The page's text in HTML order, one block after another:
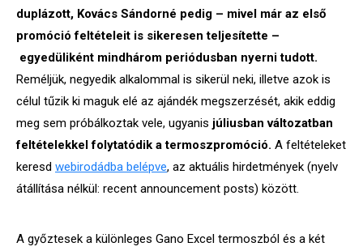
duplázott, Kovács Sándorné pedig – mivel már az első
promóció feltételeit is sikeresen teljesítette –
egyedüliként mindhárom periódusban nyerni tudott.
Reméljük, negyedik alkalommal is sikerül neki, illetve azok is
célul tűzik ki maguk elé az ajándék megszerzését, akik eddig
meg sem próbálkoztak vele, ugyanis júliusban változatban
feltételekkel folytatódik a termoszpromóció. A feltételeket
keresd webirodádba belépve, az aktuális hirdetmények (nyelv
átállítása nélkül: recent announcement posts) között.
A győztesek a különleges Gano Excel termoszból és a két